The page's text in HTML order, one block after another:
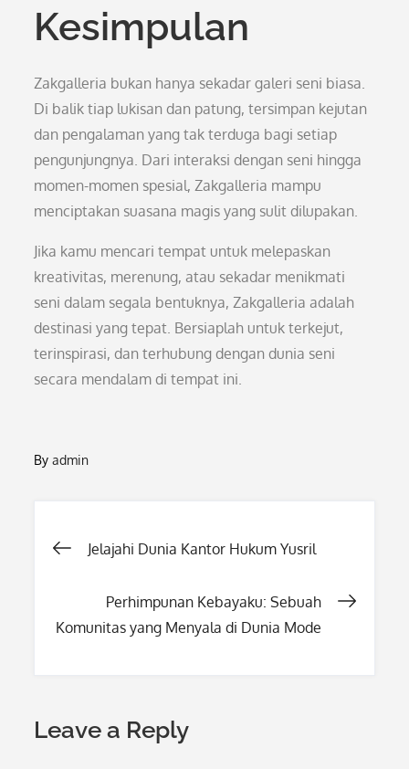
Kesimpulan
Zakgalleria bukan hanya sekadar galeri seni biasa.
Di balik tiap lukisan dan patung, tersimpan kejutan
dan pengalaman yang tak terduga bagi setiap
pengunjungnya. Dari interaksi dengan seni hingga
momen-momen spesial, Zakgalleria mampu
menciptakan suasana magis yang sulit dilupakan.
Jika kamu mencari tempat untuk melepaskan
kreativitas, merenung, atau sekadar menikmati
seni dalam segala bentuknya, Zakgalleria adalah
destinasi yang tepat. Bersiaplah untuk terkejut,
terinspirasi, dan terhubung dengan dunia seni
secara mendalam di tempat ini.
Byadmin
Post
navigation
Jelajahi Dunia Kantor Hukum Yusril
Perhimpunan Kebayaku: Sebuah
Komunitas yang Menyala di Dunia Mode
Leave a Reply